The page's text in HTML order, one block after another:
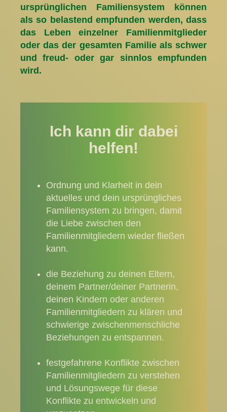
ursprünglichen Familiensystem können
als so belastend empfunden werden, dass
das Leben einzelner Familienmitglieder
oder das der gesamten Familie als schwer
und freud- oder gar sinnlos empfunden
wird.
Ich kann dir dabei
helfen!
Ordnung und Klarheit in dein
aktuelles und dein ursprüngliches
Familiensystem zu bringen, damit
die Liebe zwischen den
Familienmitgliedern wieder fließen
kann.
die Beziehung zu deinen Eltern,
deinem Partner/deiner Partnerin,
deinen Kindern oder anderen
Familienmitgliedern zu klären und
schwierige zwischenmenschliche
Beziehungen zu entspannen.
festgefahrene Konflikte zwischen
Familienmitgliedern zu verstehen
und Lösungswege für diese
Konflikte zu entwickeln und